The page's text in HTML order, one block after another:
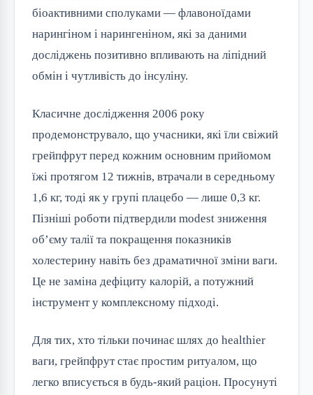
біоактивними сполуками — флавоноїдами
нарингіном і нарингеніном, які за даними
досліджень позитивно впливають на ліпідний
обмін і чутливість до інсуліну.
Класичне дослідження 2006 року
продемонструвало, що учасники, які їли свіжий
грейпфрут перед кожним основним прийомом
їжі протягом 12 тижнів, втрачали в середньому
1,6 кг, тоді як у групі плацебо — лише 0,3 кг.
Пізніші роботи підтвердили modest зниження
об’єму талії та покращення показників
холестерину навіть без драматичної зміни ваги.
Це не заміна дефіциту калорій, а потужний
інструмент у комплексному підході.
Для тих, хто тільки починає шлях до healthier
ваги, грейпфрут стає простим ритуалом, що
легко вписується в будь-який раціон. Просунуті